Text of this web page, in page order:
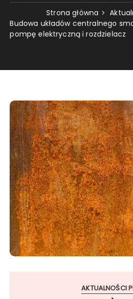
Strona główna
Budowa układów centralnego
pompę elektryczną i rozdzielacz
AKTUALNOŚCI